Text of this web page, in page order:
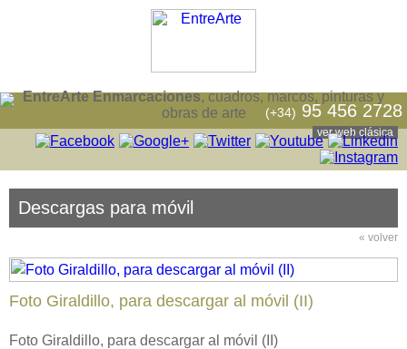
EntreArte Enmarcaciones, cuadros, marcos, pinturas y
obras de arte
ver web clásica
(+34) 95 456 2728
Descargas para móvil
« volver
Foto Giraldillo, para descargar al móvil (II)
Foto Giraldillo, para descargar al móvil (II)